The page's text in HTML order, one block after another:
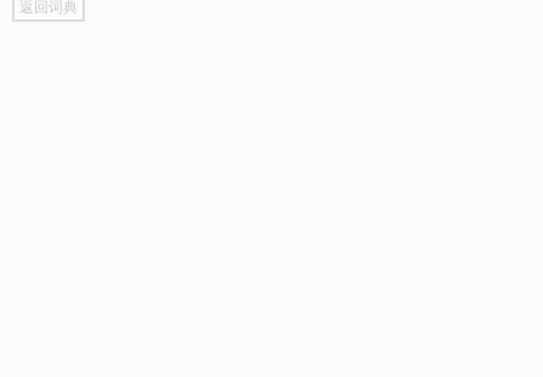
top
返回词典